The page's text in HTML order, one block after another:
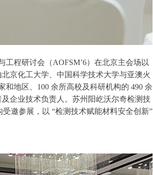
工程研讨会（AOFSM’6）在北京主会场以
京化工大学、中国科学技术大学与亚澳火
地区、100 余所高校及科研机构的 490 余
企业技术负责人。苏州阳屹沃尔奇检测技
邀参展，以 “检测技术赋能材料安全创新”